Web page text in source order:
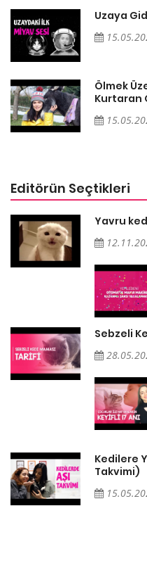
Uzaya
Ölmek
Kurtaran
Editörün Seçtikleri
Yavru
Sebzeli
Kedilere
Takvimi)